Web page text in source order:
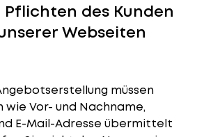
Pflichten des Kunden
Webseiten
müssen
Vor- und Nachname,
E-Mail-Adresse übermittelt